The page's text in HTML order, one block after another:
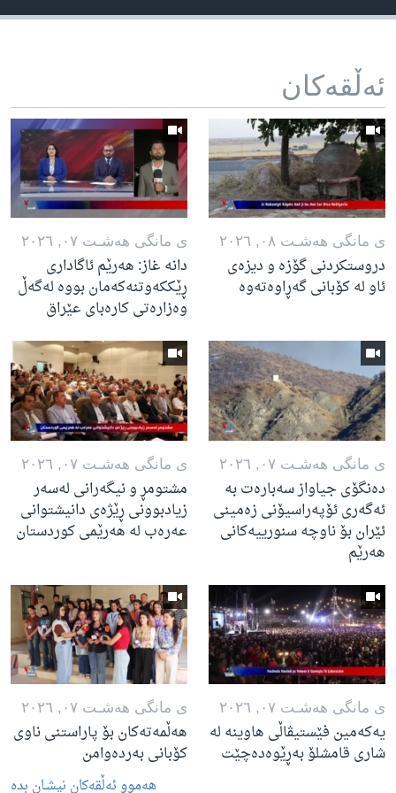
ئه‌ڵقه‌کان
ی مانگی هه‌شـت ٠٨, ٢٠٢٦
دروستکردنی گۆزە و دیزەی
ئاو لە کۆبانی گەڕاوەتەوە
ی مانگی هه‌شـت ٠٧, ٢٠٢٦
دانە غاز: هەرێم ئاگاداری
ڕێککەوتنەکەمان بووە لەگەڵ
وەزارەتی کارەبای عێراق
ی مانگی هه‌شـت ٠٧, ٢٠٢٦
دەنگۆی جیاواز سەبارەت بە
ئەگەری ئۆپەراسیۆنی زەمینی
ئێران بۆ ناوچە سنورییەکانی
هەرێم
ی مانگی هه‌شـت ٠٧, ٢٠٢٦
مشتومڕ و نیگەرانی لەسەر
زیادبوونی ڕێژەی دانیشتوانی
عەرەب لە هەرێمی کوردستان
ی مانگی هه‌شـت ٠٧, ٢٠٢٦
یەکەمین فێستیڤاڵی هاوینە لە
شاری قامشلۆ بەڕێوەدەچێت
ی مانگی هه‌شـت ٠٧, ٢٠٢٦
هەڵمەتەکان بۆ پاراستنی ناوی
کۆبانی بەردەوامن
هه‌موو ئه‌ڵقه‌کان نیشـان بده‌